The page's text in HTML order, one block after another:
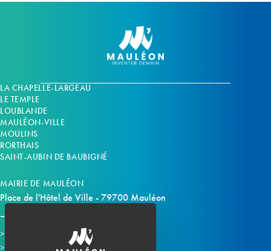
LA CHAPELLE-LARGEAU
LE TEMPLE
LOUBLANDE
MAULÉON-VILLE
MOULINS
RORTHAIS
SAINT-AUBIN DE BAUBIGNÉ
MAIRIE DE MAULÉON
Place de l'Hôtel de Ville - 79700 Mauléon
Horaires d'ouverture
Contacter la mairie